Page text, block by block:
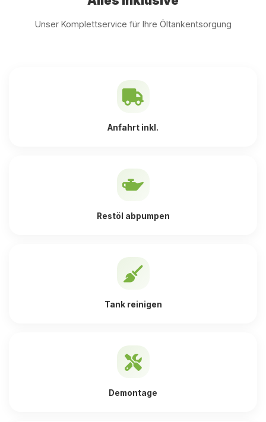
Unser Komplettservice für Ihre Öltankentsorgung
Anfahrt inkl.
Restöl abpumpen
Tank reinigen
Demontage